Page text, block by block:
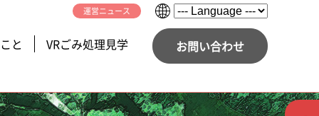
運営ニュース
と VRごみ処理見学 お問い合わせ